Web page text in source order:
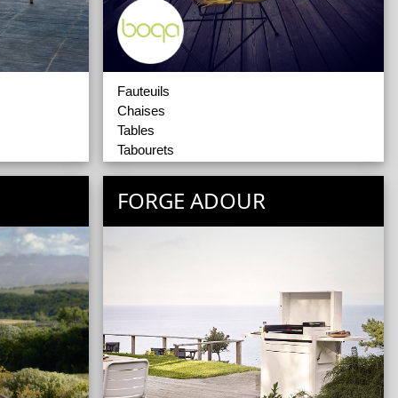
Fauteuils
Chaises
Tables
Tabourets
Mobilier Intérieur
Luminaires
FORGE ADOUR